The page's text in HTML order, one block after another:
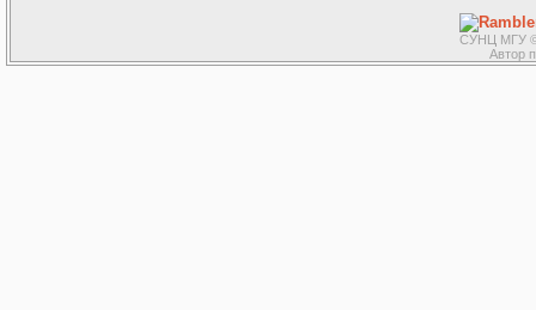
СУНЦ МГУ ©
Автор